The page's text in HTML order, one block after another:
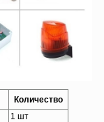
Количество
1 шт